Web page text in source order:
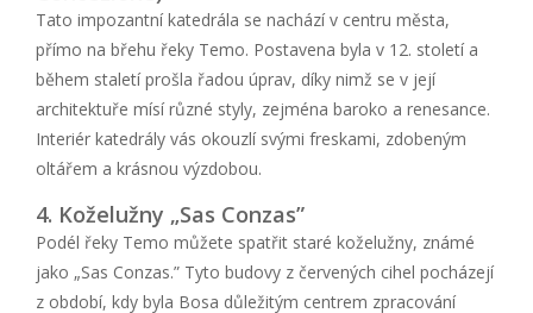
Tato impozantní katedrála se nachází v centru města,
přímo na břehu řeky Temo. Postavena byla v 12. století a
během staletí prošla řadou úprav, díky nimž se v její
architektuře mísí různé styly, zejména baroko a renesance.
Interiér katedrály vás okouzlí svými freskami, zdobeným
oltářem a krásnou výzdobou.
4. Koželužny „Sas Conzas”
Podél řeky Temo můžete spatřit staré koželužny, známé
jako „Sas Conzas.” Tyto budovy z červených cihel pocházejí
z období, kdy byla Bosa důležitým centrem zpracování